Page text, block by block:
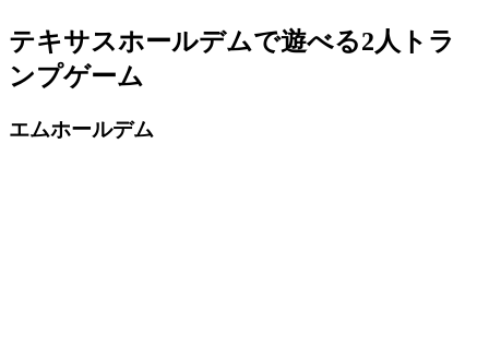
テキサスホールデムで遊べる2人トラ
ンプゲーム
エムホールデム